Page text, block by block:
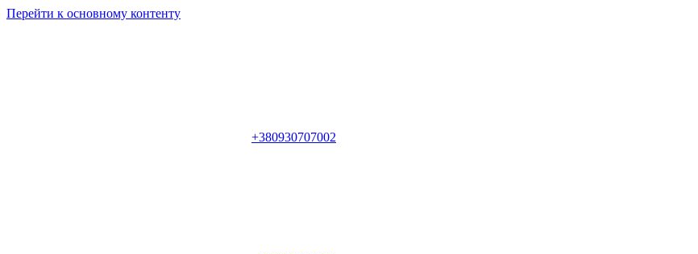
Перейти к основному контенту
+380930707002